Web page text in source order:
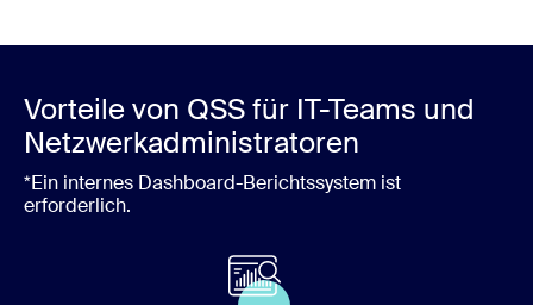
Vorteile von QSS für IT-Teams und
Netzwerkadministratoren
*Ein internes Dashboard-Berichtssystem ist
erforderlich.